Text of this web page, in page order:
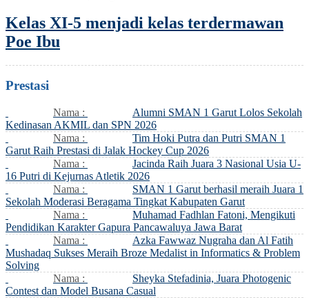
Kelas XI-5 menjadi kelas terdermawan
Poe Ibu
Prestasi
Nama :
Alumni SMAN 1 Garut Lolos Sekolah
Kedinasan AKMIL dan SPN 2026
Nama :
Tim Hoki Putra dan Putri SMAN 1
Garut Raih Prestasi di Jalak Hockey Cup 2026
Nama :
Jacinda Raih Juara 3 Nasional Usia U-
16 Putri di Kejurnas Atletik 2026
Nama :
SMAN 1 Garut berhasil meraih Juara 1
Sekolah Moderasi Beragama Tingkat Kabupaten Garut
Nama :
Muhamad Fadhlan Fatoni, Mengikuti
Pendidikan Karakter Gapura Pancawaluya Jawa Barat
Nama :
Azka Fawwaz Nugraha dan Al Fatih
Mushadaq Sukses Meraih Broze Medalist in Informatics & Problem
Solving
Nama :
Sheyka Stefadinia, Juara Photogenic
Contest dan Model Busana Casual